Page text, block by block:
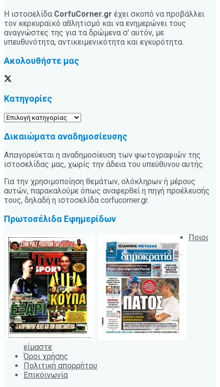
Η ιστοσελίδα CorfuCorner.gr έχει σκοπό να προβάλλει
τον κερκυραϊκό αθλητισμό και να ενημερώνει τους
αναγνώστες της για τα δρώμενα σ' αυτόν, με
υπευθυνότητα, αντικειμενικότητα και εγκυρότητα.
Ακολουθήστε μας
Κατηγορίες
Κατηγορίες
Δικαιώματα αναδημοσίευσης
Απαγορεύεται η αναδημοσίευση των φωτογραφιών της
ιστοσελίδας μας, χωρίς την άδεια του υπεύθυνου αυτής.
Για την χρησιμοποίηση θεμάτων, ολόκληρων ή μέρους
αυτών, παρακαλούμε όπως αναφερθεί η πηγή προέλευσής
τους, δηλαδή η ιστοσελίδα corfucorner.gr.
Πρωτοσέλιδα Εφημερίδων
Ποιοι
είμαστε
Όροι χρήσης
Πολιτική απορρήτου
Επικοινωνία